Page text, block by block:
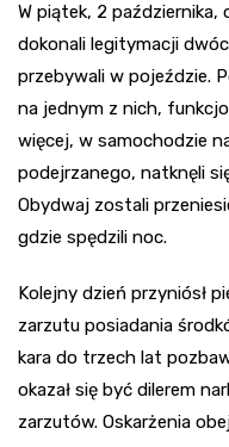
W piątek, 2 października,
dokonali legitymacji
przebywali w pojeździe.
na jednym z nich,
więcej, w samochodzie
podejrzanego, natknęli
Obydwaj zostali
gdzie spędzili noc.
Kolejny dzień przyniósł
zarzutu posiadania
kara do trzech lat
okazał się być dilerem
zarzutów. Oskarżenia